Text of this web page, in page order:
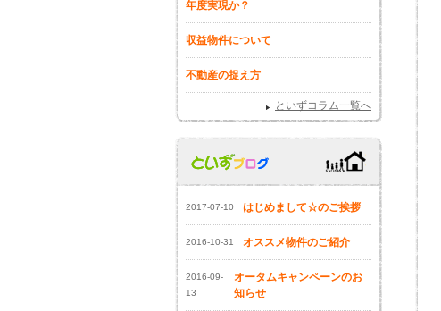
年度実現か？
収益物件について
不動産の捉え方
といずコラム一覧へ
2017-07-10 はじめまして☆のご挨拶
2016-10-31 オススメ物件のご紹介
2016-09-
13
オータムキャンペーンのお
知らせ